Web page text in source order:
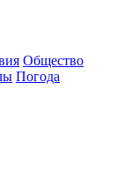
Общество
Погода